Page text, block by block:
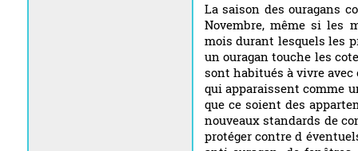
La saison des ouragans
Novembre, même si les
mois durant lesquels les
un ouragan touche les
sont habitués à vivre avec
qui apparaissent comme
que ce soient des
nouveaux standards de
protéger contre d